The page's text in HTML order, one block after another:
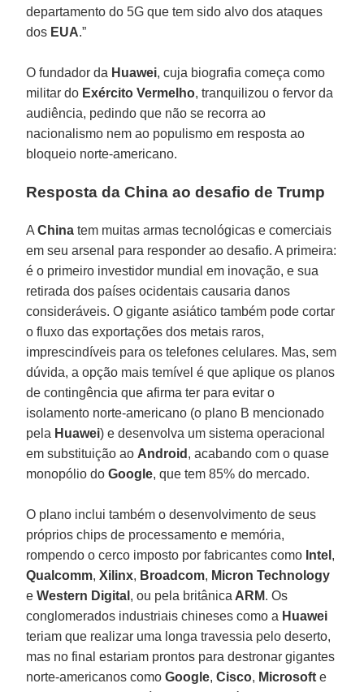
departamento do 5G que tem sido alvo dos ataques
dos EUA.”
O fundador da Huawei, cuja biografia começa como
militar do Exército Vermelho, tranquilizou o fervor da
audiência, pedindo que não se recorra ao
nacionalismo nem ao populismo em resposta ao
bloqueio norte-americano.
Resposta da China ao desafio de Trump
AChina tem muitas armas tecnológicas e comerciais
em seu arsenal para responder ao desafio. A primeira:
é o primeiro investidor mundial em inovação, e sua
retirada dos países ocidentais causaria danos
consideráveis. O gigante asiático também pode cortar
o fluxo das exportações dos metais raros,
imprescindíveis para os telefones celulares. Mas, sem
dúvida, a opção mais temível é que aplique os planos
de contingência que afirma ter para evitar o
isolamento norte-americano (o plano B mencionado
pela Huawei) e desenvolva um sistema operacional
em substituição ao Android , acabando com o quase
monopólio doGoogle, que tem 85% do mercado.
O plano inclui também o desenvolvimento de seus
próprios chips de processamento e memória,
rompendo o cerco imposto por fabricantes como Intel ,
Qualcomm,Xilinx, Broadcom, Micron Technology
eWestern Digital , ou pela britânica ARM. Os
conglomerados industriais chineses como a Huawei
teriam que realizar uma longa travessia pelo deserto,
mas no final estariam prontos para destronar gigantes
norte-americanos comoGoogle,Cisco, Microsoft e